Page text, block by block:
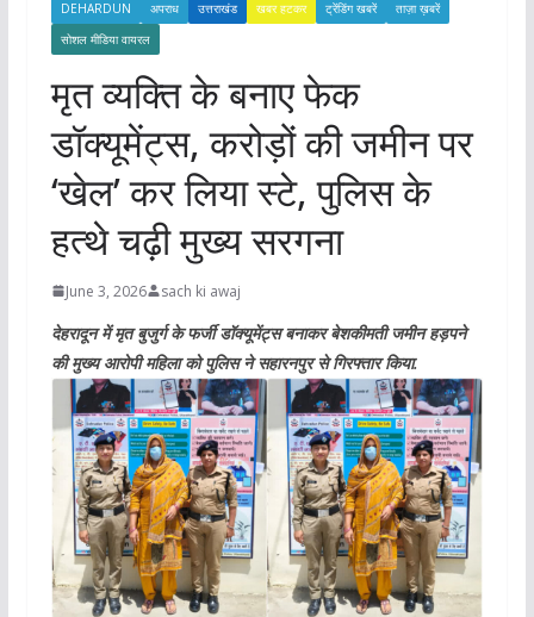
DEHARDUN अपराध उत्तराखंड खबर हटकर ट्रेंडिंग खबरें
ताज़ा ख़बरें
सोशल मीडिया वायरल
मृत व्यक्ति के बनाए फेक
डॉक्यूमेंट्स, करोड़ों की जमीन पर
‘खेल’ कर लिया स्टे, पुलिस के
हत्थे चढ़ी मुख्य सरगना
June 3, 2026 sach ki awaj
देहरादून में मृत बुजुर्ग के फर्जी डॉक्यूमेंट्स बनाकर बेशकीमती जमीन हड़पने
की मुख्य आरोपी महिला को पुलिस ने सहारनपुर से गिरफ्तार किया.